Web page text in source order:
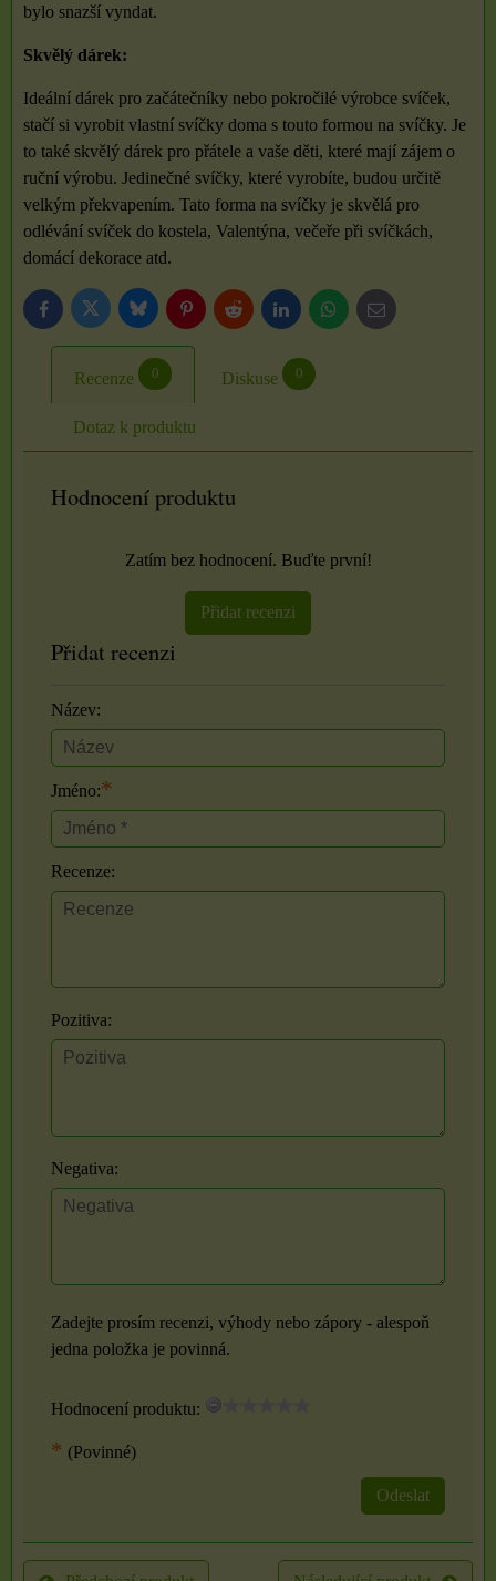
bylo snazší vyndat.
Skvělý dárek:
Ideální dárek pro začátečníky nebo pokročilé výrobce svíček,
stačí si vyrobit vlastní svíčky doma s touto formou na svíčky. Je
to také skvělý dárek pro přátele a vaše děti, které mají zájem o
ruční výrobu. Jedinečné svíčky, které vyrobíte, budou určitě
velkým překvapením. Tato forma na svíčky je skvělá pro
odlévání svíček do kostela, Valentýna, večeře při svíčkách,
domácí dekorace atd.
FacebookTwitter BlueskyPinterestReddit LinkedInWhatsApp
E-
mail
Recenze 0 Diskuse 0
Dotaz k produktu
Hodnocení produktu
Zatím bez hodnocení. Buďte první!
Přidat recenzi
Přidat recenzi
Název:
Jméno:*
Recenze:
Pozitiva:
Negativa:
Zadejte prosím recenzi, výhody nebo zápory - alespoň
jedna položka je povinná.
Hodnocení produktu:
* (Povinné)
Odeslat